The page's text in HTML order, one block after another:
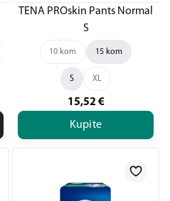
TENA PROskin Pants Normal
S
10 kom 15 kom
S XL
15,52 €
Kupite